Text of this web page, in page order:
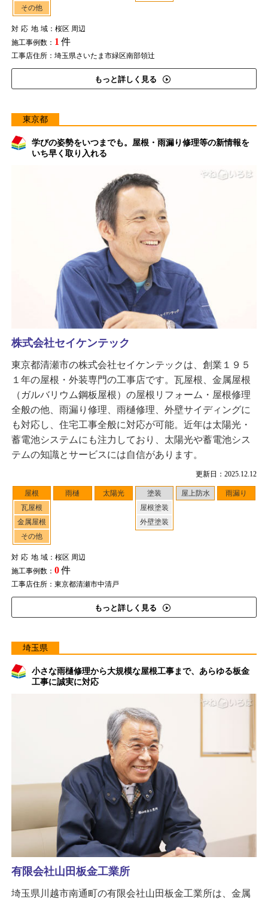
その他
対応地域：桜区 周辺
施工事例数： 1 件
工事店住所：埼玉県さいたま市緑区南部領辻
もっと詳しく見る
東京都
学びの姿勢をいつまでも。屋根・雨漏り修理等の新情報を
いち早く取り入れる
更新日：2025.12.12
屋根
瓦屋根
金属屋根
その他
雨樋 太陽光
塗装
屋根塗装
外壁塗装
屋上防水 雨漏り
対応地域：桜区 周辺
施工事例数： 0件
工事店住所：東京都清瀬市中清戸
もっと詳しく見る
株式会社セイケンテック
東京都清瀬市の株式会社セイケンテックは、創業１９５
１年の屋根・外装専門の工事店です。瓦屋根、金属屋根
（ガルバリウム鋼板屋根）の屋根リフォーム・屋根修理
全般の他、雨漏り修理、雨樋修理、外壁サイディングに
も対応し、住宅工事全般に対応が可能。近年は太陽光・
蓄電池システムにも注力しており、太陽光や蓄電池シス
テムの知識とサービスには自信があります。
埼玉県
小さな雨樋修理から大規模な屋根工事まで、あらゆる板金
工事に誠実に対応
有限会社山田板金工業所
埼玉県川越市南通町の有限会社山田板金工業所は、金属